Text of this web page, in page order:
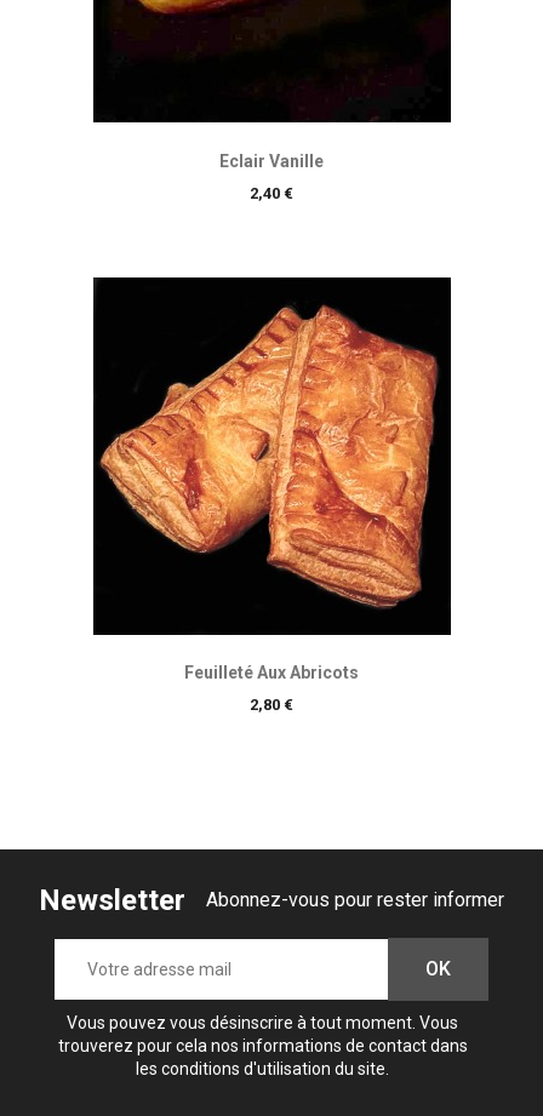
Eclair Vanille
Prix
2,40 €
Feuilleté Aux Abricots
Prix
2,80 €
Newsletter Abonnez-vous pour rester informer
Vous pouvez vous désinscrire à tout moment. Vous
trouverez pour cela nos informations de contact dans
les conditions d'utilisation du site.